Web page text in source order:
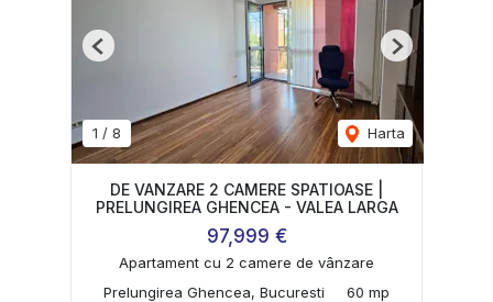
1 / 8 Harta
Previous Next
DE VANZARE 2 CAMERE SPATIOASE |
PRELUNGIREA GHENCEA - VALEA LARGA
97,999 €
Apartament cu 2 camere de vânzare
Prelungirea Ghencea, Bucuresti
60 mp